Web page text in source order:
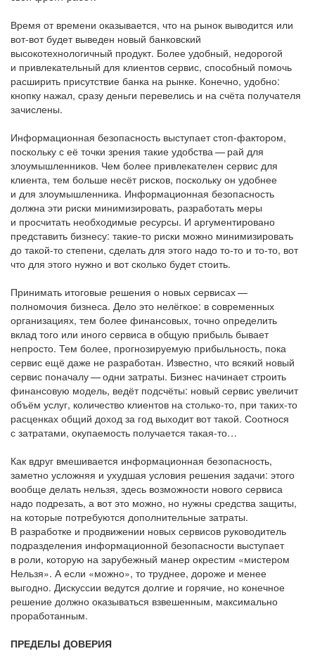
Время от времени оказывается, что на рынок выводится или
вот-вот будет выведен новый банковский
высокотехнологичный продукт. Более удобный, недорогой
и привлекательный для клиентов сервис, способный помочь
расширить присутствие банка на рынке. Конечно, удобно:
кнопку нажал, сразу деньги перевелись и на счёта получателя
зачислены.
Информационная безопасность выступает стоп-фактором,
поскольку с её точки зрения такие удобства — рай для
злоумышленников. Чем более привлекателен сервис для
клиента, тем больше несёт рисков, поскольку он удобнее
и для злоумышленника. Информационная безопасность
должна эти риски минимизировать, разработать меры
и просчитать необходимые ресурсы. И аргументировано
представить бизнесу: такие-то риски можно минимизировать
до такой-то степени, сделать для этого надо то-то и то-то, вот
что для этого нужно и вот сколько будет стоить.
Принимать итоговые решения о новых сервисах —
полномочия бизнеса. Дело это нелёгкое: в современных
организациях, тем более финансовых, точно определить
вклад того или иного сервиса в общую прибыль бывает
непросто. Тем более, прогнозируемую прибыльность, пока
сервис ещё даже не разработан. Известно, что всякий новый
сервис поначалу — одни затраты. Бизнес начинает строить
финансовую модель, ведёт подсчёты: новый сервис увеличит
объём услуг, количество клиентов на столько-то, при таких-то
расценках общий доход за год выходит вот такой. Соотнося
с затратами, окупаемость получается такая-то…
Как вдруг вмешивается информационная безопасность,
заметно усложняя и ухудшая условия решения задачи: этого
вообще делать нельзя, здесь возможности нового сервиса
надо подрезать, а вот это можно, но нужны средства защиты,
на которые потребуются дополнительные затраты.
В разработке и продвижении новых сервисов руководитель
подразделения информационной безопасности выступает
в роли, которую на зарубежный манер окрестим «мистером
Нельзя». А если «можно», то труднее, дороже и менее
выгодно. Дискуссии ведутся долгие и горячие, но конечное
решение должно оказываться взвешенным, максимально
проработанным.
ПРЕДЕЛЫ ДОВЕРИЯ